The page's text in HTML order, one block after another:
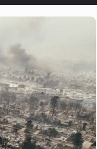
Azteca
de los Pueblos Indígenas”